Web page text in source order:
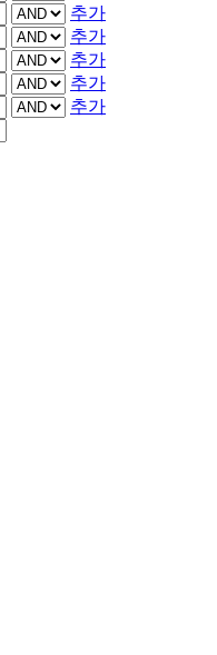
추가
추가
추가
추가
추가